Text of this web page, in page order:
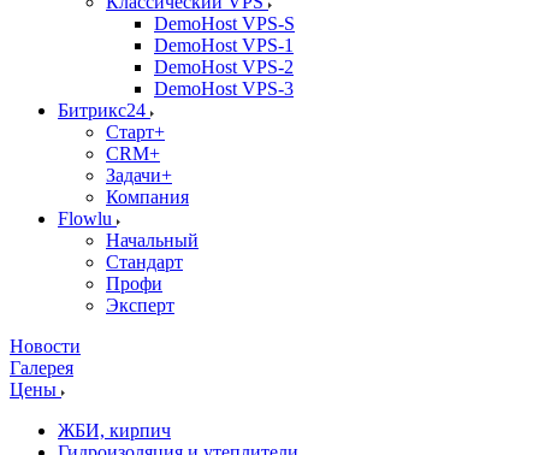
DemoHost VPS-S
DemoHost VPS-1
DemoHost VPS-2
DemoHost VPS-3
Битрикс24
Старт+
CRM+
Задачи+
Компания
Flowlu
Начальный
Стандарт
Профи
Эксперт
Новости
Галерея
Цены
ЖБИ, кирпич